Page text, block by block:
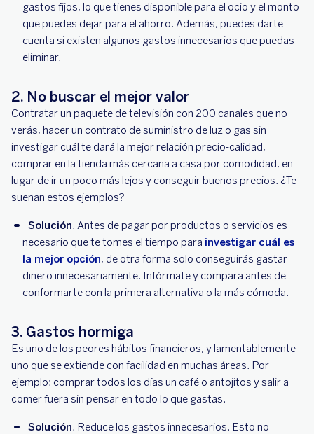
gastos fijos, lo que tienes disponible para el ocio y el monto
que puedes dejar para el ahorro. Además, puedes darte
cuenta si existen algunos gastos innecesarios que puedas
eliminar.
2. No buscar el mejor valor
Contratar un paquete de televisión con 200 canales que no
verás, hacer un contrato de suministro de luz o gas sin
investigar cuál te dará la mejor relación precio-calidad,
comprar en la tienda más cercana a casa por comodidad, en
lugar de ir un poco más lejos y conseguir buenos precios. ¿Te
suenan estos ejemplos?
Solución. Antes de pagar por productos o servicios es
necesario que te tomes el tiempo para investigar cuál es
la mejor opción, de otra forma solo conseguirás gastar
dinero innecesariamente. Infórmate y compara antes de
conformarte con la primera alternativa o la más cómoda.
3. Gastos hormiga
Es uno de los peores hábitos financieros, y lamentablemente
uno que se extiende con facilidad en muchas áreas. Por
ejemplo: comprar todos los días un café o antojitos y salir a
comer fuera sin pensar en todo lo que gastas.
Solución. Reduce los gastos innecesarios. Esto no